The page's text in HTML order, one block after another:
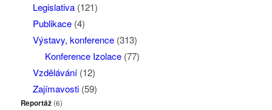
Legislativa(121)
Publikace(4)
Výstavy, konference(313)
Konference Izolace(77)
Vzdělávání(12)
Zajímavosti(59)
Reportáž(6)